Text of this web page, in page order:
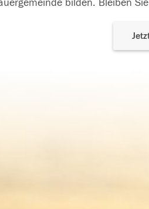
bilden. Bleiben